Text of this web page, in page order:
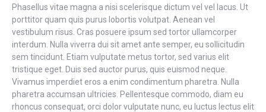
Phasellus vitae magna a nisi scelerisque dictum vel vel lacus. Ut
porttitor quam quis purus lobortis volutpat. Aenean vel
vestibulum risus. Cras posuere ipsum sed tortor ullamcorper
interdum. Nulla viverra dui sit amet ante semper, eu sollicitudin
sem tincidunt. Etiam vulputate metus tortor, sed varius elit
tristique eget. Duis sed auctor purus, quis euismod neque.
Vivamus imperdiet eros a enim condimentum pharetra. Nulla
pharetra accumsan ultricies. Pellentesque commodo, diam eu
rhoncus consequat, orci dolor vulputate nunc, eu luctus lectus elit